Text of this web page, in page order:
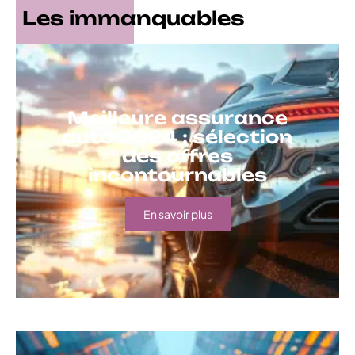
Les immanquables
Meilleure assurance
auto 2024 : sélection
des offres
incontournables
En savoir plus